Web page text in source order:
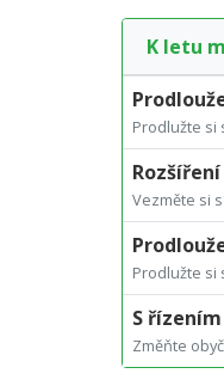
K letu
Prodlužte si
Vezměte si
Prodlužte si
S
Změňte